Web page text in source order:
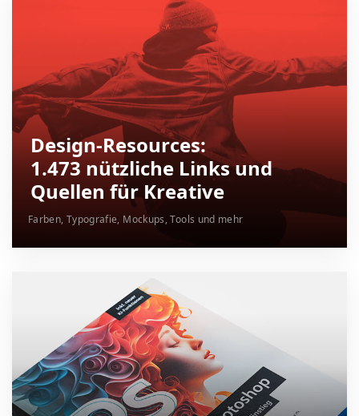
Design-Resources:
1.473 nützliche Links und
Quellen für Kreative
Farben, Typografie, Mockups, Tools und mehr